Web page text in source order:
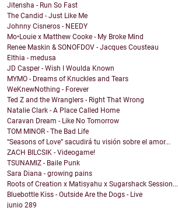
Jitensha - Run So Fast
The Candid - Just Like Me
Johnny Cisneros - NEEDY
Mo•Louie x Matthew Cooke - My Broke Mind
Renee Maskin & SONOFDOV - Jacques Cousteau
Elthia - medusa
JD Casper - Wish I Woulda Known
MYMO - Dreams of Knuckles and Tears
WeKnewNothing - Forever
Ted Z and the Wranglers - Right That Wrong
Natalie Clark - A Place Called Home
Caravan Dream - Like No Tomorrow
TOM MINOR - The Bad Life
“Seasons of Love” sacudirá tu visión sobre el amor...
ZACH BILCSIK - Videogame!
TSUNAMIZ - Baile Punk
Sara Diana - growing pains
Roots of Creation x Matisyahu x Sugarshack Session...
Bluebottle Kiss - Outside Are the Dogs - Live
junio 289